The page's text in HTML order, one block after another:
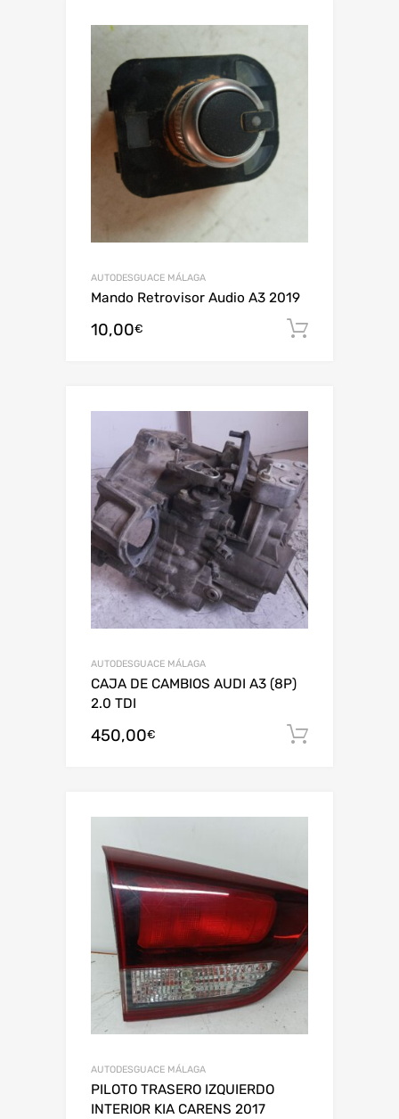
AUTODESGUACE MÁLAGA
Mando Retrovisor Audio A3 2019
10,00€
AUTODESGUACE MÁLAGA
CAJA DE CAMBIOS AUDI A3 (8P)
2.0 TDI
450,00€
AUTODESGUACE MÁLAGA
PILOTO TRASERO IZQUIERDO
INTERIOR KIA CARENS 2017